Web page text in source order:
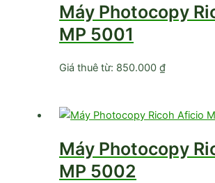
Máy Photocopy
MP 5001
Giá thuê từ: 850.000₫
Máy Photocopy
MP 5002